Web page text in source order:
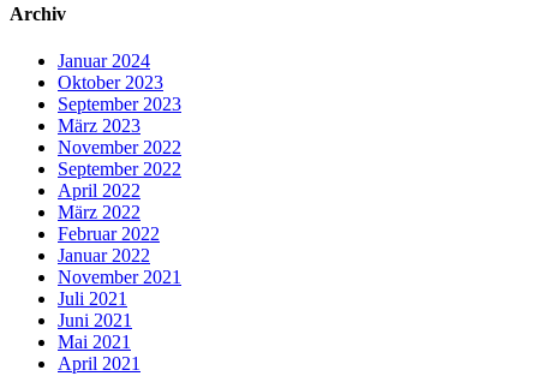
Archiv
Januar 2024
Oktober 2023
September 2023
März 2023
November 2022
September 2022
April 2022
März 2022
Februar 2022
Januar 2022
November 2021
Juli 2021
Juni 2021
Mai 2021
April 2021